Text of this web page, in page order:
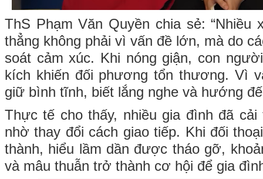
ThS Phạm Văn Quyền chia sẻ: “Nhiều
thẳng không phải vì vấn đề lớn, mà do
soát cảm xúc. Khi nóng giận, con
kích khiến đối phương tổn thương. Vì
giữ bình tĩnh, biết lắng nghe và hướng
Thực tế cho thấy, nhiều gia đình đã cải
nhờ thay đổi cách giao tiếp. Khi đối
thành, hiểu lầm dần được tháo gỡ,
và mâu thuẫn trở thành cơ hội để gia